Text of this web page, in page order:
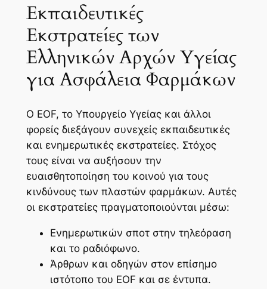
Εκπαιδευτικές
Εκστρατείες των
Ελληνικών Αρχών Υγείας
για Ασφάλεια Φαρμάκων
Ο EOF, το Υπουργείο Υγείας και άλλοι
φορείς διεξάγουν συνεχείς εκπαιδευτικές
και ενημερωτικές εκστρατείες. Στόχος
τους είναι να αυξήσουν την
ευαισθητοποίηση του κοινού για τους
κινδύνους των πλαστών φαρμάκων. Αυτές
οι εκστρατείες πραγματοποιούνται μέσω:
Ενημερωτικών σποτ στην τηλεόραση
και το ραδιόφωνο.
Άρθρων και οδηγών στον επίσημο
ιστότοπο του EOF και σε έντυπα.